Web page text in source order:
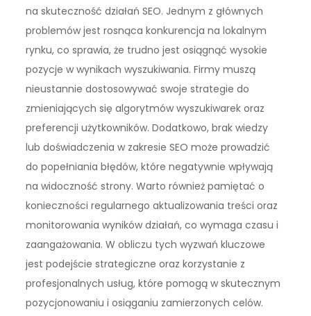
na skuteczność działań SEO. Jednym z głównych
problemów jest rosnąca konkurencja na lokalnym
rynku, co sprawia, że trudno jest osiągnąć wysokie
pozycje w wynikach wyszukiwania. Firmy muszą
nieustannie dostosowywać swoje strategie do
zmieniających się algorytmów wyszukiwarek oraz
preferencji użytkowników. Dodatkowo, brak wiedzy
lub doświadczenia w zakresie SEO może prowadzić
do popełniania błędów, które negatywnie wpływają
na widoczność strony. Warto również pamiętać o
konieczności regularnego aktualizowania treści oraz
monitorowania wyników działań, co wymaga czasu i
zaangażowania. W obliczu tych wyzwań kluczowe
jest podejście strategiczne oraz korzystanie z
profesjonalnych usług, które pomogą w skutecznym
pozycjonowaniu i osiąganiu zamierzonych celów.